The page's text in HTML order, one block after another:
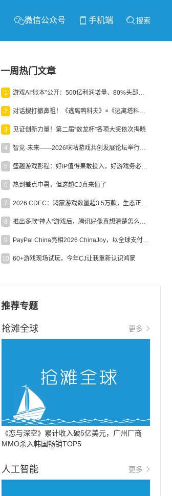
微信公众号 手机端 搜索
一周热门文章
1 游戏AI“账本”公开：500亿利润增量、80%头部入局，谁在闷声发财？
2 对话搜打撤鼻祖！《逃离鸭科夫》×《逃离塔科夫》官方线下沙龙落幕
3 见证创新力量！第二届“数龙杯”各项大奖依次揭晓
4 智竞·未来——2026咪咕游戏共创发展论坛举行：聚力精品内容、AI创作与电竞生态，共建高品质益智健康游戏社区
5 盛趣游戏彭程：好IP值得果敢投入，好游戏务必长效经营
6 热到差点中暑，但这趟CJ真来值了
7 2026 CDEC：鸿蒙游戏数量超3.5万款，生态正循环加速产业高质量发展
8 推出多款“神人”游戏后，腾讯好像真想清楚怎么做二次元了
9 PayPal China亮相2026 ChinaJoy，以全球支付能力助力中国游戏企业深化全球运营
10 60+游戏现场试玩，今年CJ让我重新认识鸿蒙
推荐专题
抢滩全球 更多
《恋与深空》累计收入破5亿美元，广州厂商
MMO杀入韩国畅销TOP5
人工智能 更多